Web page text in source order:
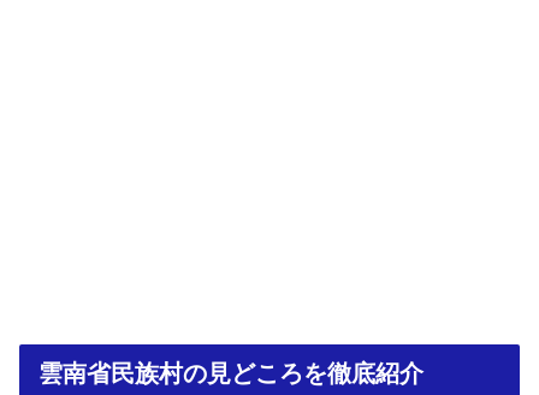
雲南省民族村の見どころを徹底紹介